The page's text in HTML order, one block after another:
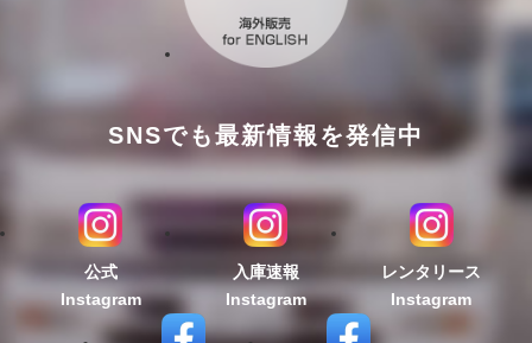
SNSでも最新情報を発信中
公式
Instagram
入庫速報
Instagram
レンタリース
Instagram